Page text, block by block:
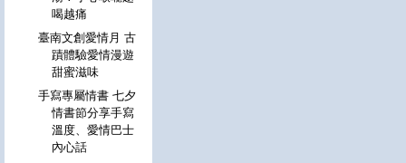
喝越痛
臺南文創愛情月 古
蹟體驗愛情漫遊
甜蜜滋味
手寫專屬情書 七夕
情書節分享手寫
溫度、愛情巴士
內心話